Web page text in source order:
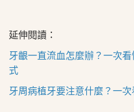
延伸閱讀：
牙齦一直流血怎麼辦？一次
式
牙周病植牙要注意什麼？一